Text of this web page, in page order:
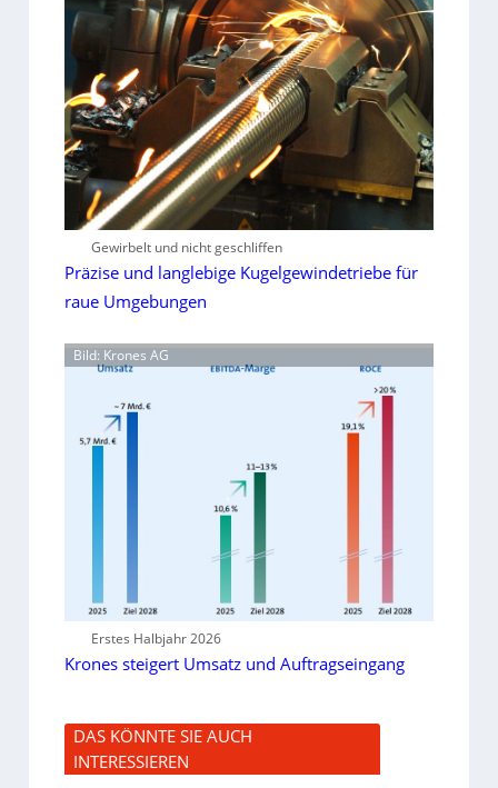
Gewirbelt und nicht geschliffen
Präzise und langlebige Kugelgewindetriebe für
raue Umgebungen
Bild: Krones AG
Erstes Halbjahr 2026
Krones steigert Umsatz und Auftragseingang
DAS KÖNNTE SIE AUCH
INTERESSIEREN